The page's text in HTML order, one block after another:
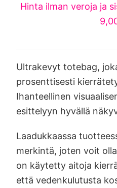
Hinta ilman veroja ja
Ultrakevyt totebag,
prosenttisesti
Ihanteellinen
esittelyyn hyvällä
Laadukkaassa
merkintä, joten voit
on käytetty aitoja
että vedenkulutusta